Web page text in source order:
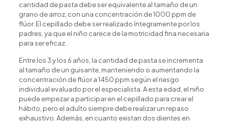
cantidad de pasta debe ser equivalente al tamaño de un
grano de arroz, con una concentración de 1000 ppm de
flúor. El cepillado debe ser realizado íntegramente por los
padres, ya que el niño carece de la motricidad fina necesaria
para ser eficaz.
Entre los 3 y los 6 años, la cantidad de pasta se incrementa
al tamaño de un guisante, manteniendo o aumentando la
concentración de flúor a 1450 ppm según el riesgo
individual evaluado por el especialista. A esta edad, el niño
puede empezar a participar en el cepillado para crear el
hábito, pero el adulto siempre debe realizar un repaso
exhaustivo. Además, en cuanto existan dos dientes en